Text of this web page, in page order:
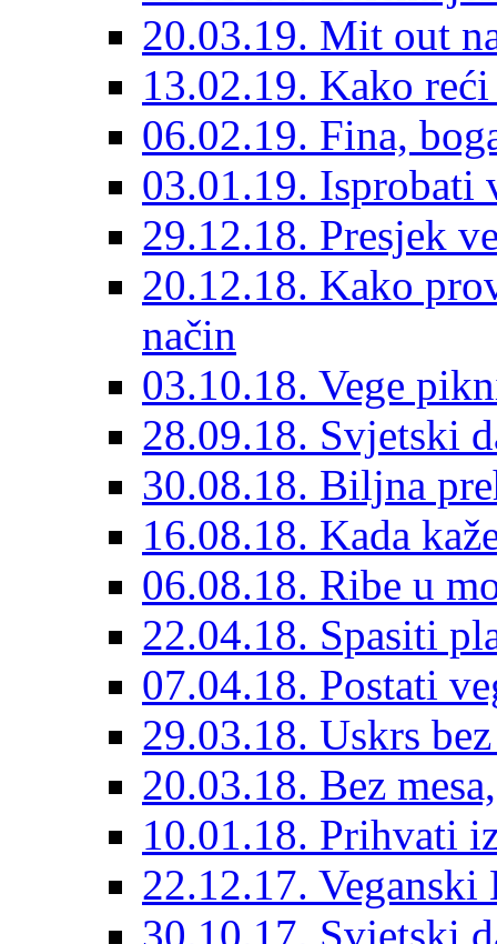
20.03.19. Mit out
13.02.19. Kako
06.02.19. Fina,
03.01.19. Isprobati
29.12.18. Presjek
20.12.18. Kako
način
03.10.18. Vege
28.09.18. Svjetski
30.08.18. Biljna
16.08.18. Kada
06.08.18. Ribe u
22.04.18. Spasiti
07.04.18. Postati
29.03.18. Uskrs
20.03.18. Bez
10.01.18. Prihvati
22.12.17. Veganski
30.10.17. Svjetski